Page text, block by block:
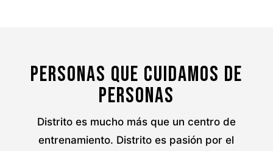
Personas que cuidamos de
personas
Distrito es mucho más que un centro de
entrenamiento. Distrito es pasión por el